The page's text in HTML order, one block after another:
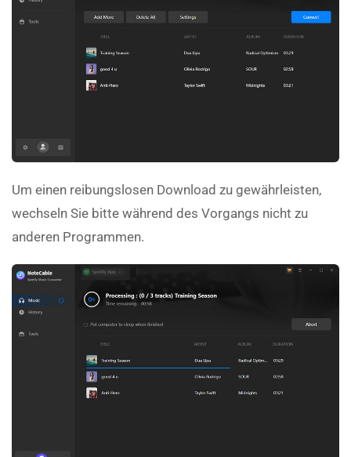
Um einen reibungslosen Download zu gewährleisten,
wechseln Sie bitte während des Vorgangs nicht zu
anderen Programmen.